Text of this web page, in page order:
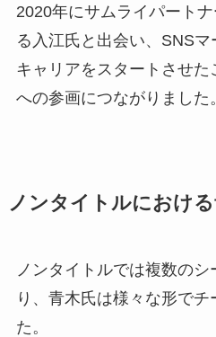
2020年にサムライパート
る入江氏と出会い、SNS
キャリアをスタートさせ
への参画につながりました。
ノンタイトルにおけ
ノンタイトルでは複数の
り、青木氏は様々な形で
た。